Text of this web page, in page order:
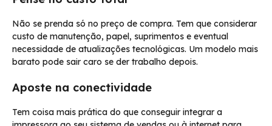
Não se prenda só no preço de compra. Tem que considerar
custo de manutenção, papel, suprimentos e eventual
necessidade de atualizações tecnológicas. Um modelo mais
barato pode sair caro se der trabalho depois.
Aposte na conectividade
Tem coisa mais prática do que conseguir integrar a